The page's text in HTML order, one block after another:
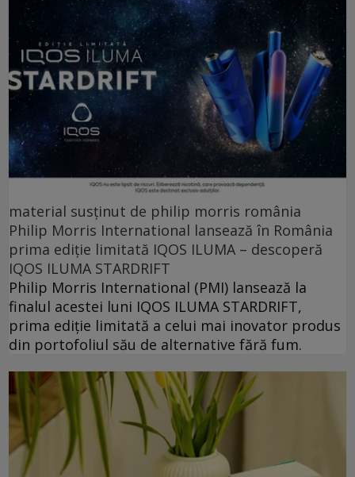
material susținut de philip morris românia
Philip Morris International lansează în România
prima ediție limitată IQOS ILUMA – descoperă
IQOS ILUMA STARDRIFT
Philip Morris International (PMI) lansează la
finalul acestei luni IQOS ILUMA STARDRIFT,
prima ediție limitată a celui mai inovator produs
din portofoliul său de alternative fără fum.